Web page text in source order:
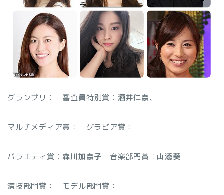
グランプリ： 審査員特別賞： 酒井仁奈、
マルチメディア賞： グラビア賞：
バラエティ賞：森川加奈子 音楽部門賞： 山添葵
演技部門賞： モデル部門賞：